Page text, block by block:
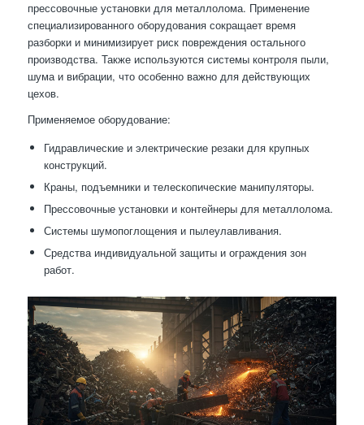
прессовочные установки для металлолома. Применение
специализированного оборудования сокращает время
разборки и минимизирует риск повреждения остального
производства. Также используются системы контроля пыли,
шума и вибрации, что особенно важно для действующих
цехов.
Применяемое оборудование:
Гидравлические и электрические резаки для крупных
конструкций.
Краны, подъемники и телескопические манипуляторы.
Прессовочные установки и контейнеры для металлолома.
Системы шумопоглощения и пылеулавливания.
Средства индивидуальной защиты и ограждения зон
работ.